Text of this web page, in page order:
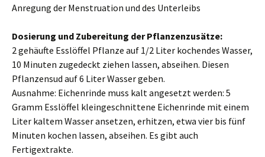
Anregung der Menstruation und des Unterleibs
Dosierung und Zubereitung der Pflanzenzusätze:
2 gehäufte Esslöffel Pflanze auf 1/2 Liter kochendes Wasser,
10 Minuten zugedeckt ziehen lassen, abseihen. Diesen
Pflanzensud auf 6 Liter Wasser geben.
Ausnahme: Eichenrinde muss kalt angesetzt werden: 5
Gramm Esslöffel kleingeschnittene Eichenrinde mit einem
Liter kaltem Wasser ansetzen, erhitzen, etwa vier bis fünf
Minuten kochen lassen, abseihen. Es gibt auch
Fertigextrakte.